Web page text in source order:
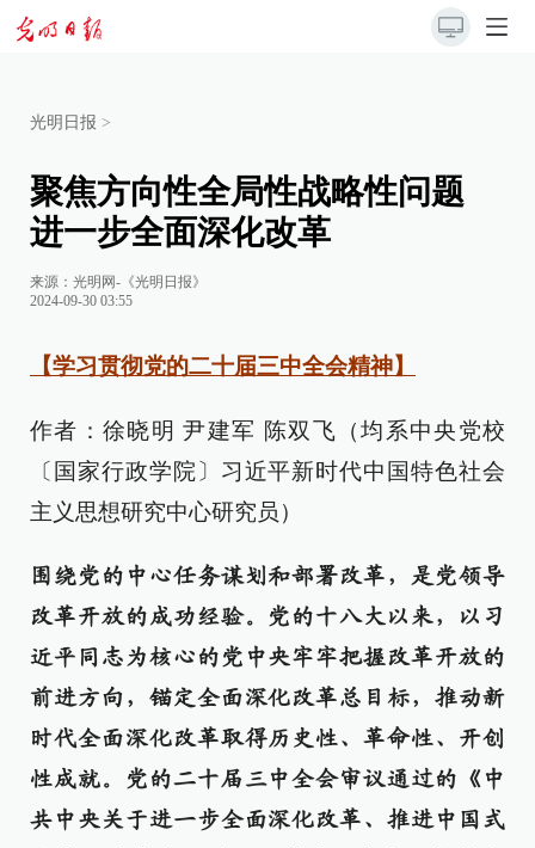
光明日报 >
聚焦方向性全局性战略性问题
进一步全面深化改革
来源： 光明网-《光明日报》
2024-09-30 03:55
【学习贯彻党的二十届三中全会精神】
作者：徐晓明 尹建军 陈双飞（均系中央党校
〔国家行政学院〕习近平新时代中国特色社会
主义思想研究中心研究员）
围绕党的中心任务谋划和部署改革，是党领导
改革开放的成功经验。党的十八大以来，以习
近平同志为核心的党中央牢牢把握改革开放的
前进方向，锚定全面深化改革总目标，推动新
时代全面深化改革取得历史性、革命性、开创
性成就。党的二十届三中全会审议通过的《中
共中央关于进一步全面深化改革、推进中国式